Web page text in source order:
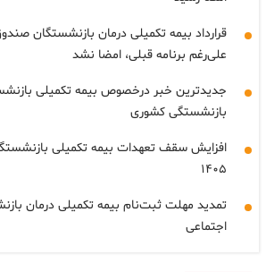
قرارداد بیمه تکمیلی درمان بازنشستگان
علی‌رغم برنامه قبلی، امضا نشد
جدیدترین خبر درخصوص بیمه تکمیلی
بازنشستگی کشوری
افزایش سقف تعهدات بیمه تکمیلی
۱۴۰۵
تمدید مهلت ثبت‌نام بیمه تکمیلی درمان
اجتماعی